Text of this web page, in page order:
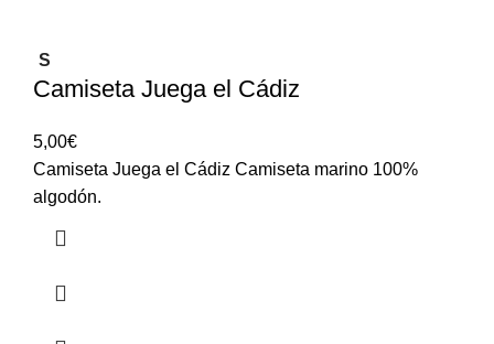
S
Camiseta Juega el Cádiz
5,00€
Camiseta Juega el Cádiz Camiseta marino 100%
algodón.